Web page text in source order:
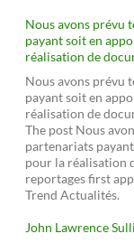
Nous avons prévu
payant soit en
réalisation de
Nous avons prévu
payant soit en
réalisation de
The post Nous
partenariats
pour la réalisation
reportages first
Trend Actualités.
John Lawrence